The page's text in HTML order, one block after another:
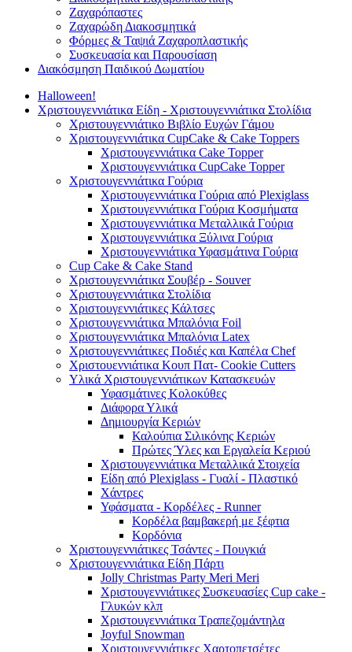
Ζαχαρόπαστες
Ζαχαρώδη Διακοσμητικά
Φόρμες & Ταψιά Ζαχαροπλαστικής
Συσκευασία και Παρουσίαση
Διακόσμηση Παιδικού Δωματίου
Halloween!
Χριστουγεννιάτικα Είδη - Χριστουγεννιάτικα Στολίδια
Χριστουγεννιάτικο Βιβλίο Ευχών Γάμου
Χριστουγεννιάτικα CupCake & Cake Toppers
Χριστουγεννιάτικα Cake Topper
Χριστουγεννιάτικα CupCake Topper
Χριστουγεννιάτικα Γούρια
Χριστουγεννιάτικα Γούρια από Plexiglass
Χριστουγεννιάτικα Γούρια Κοσμήματα
Χριστουγεννιάτικα Μεταλλικά Γούρια
Χριστουγεννιάτικα Ξύλινα Γούρια
Χριστουγεννιάτικα Υφασμάτινα Γούρια
Cup Cake & Cake Stand
Χριστουγεννιάτικα Σουβέρ - Souver
Χριστουγεννιάτικα Στολίδια
Χριστουγεννιάτικες Κάλτσες
Χριστουγεννιάτικα Μπαλόνια Foil
Χριστουγεννιάτικα Μπαλόνια Latex
Χριστουγεννιάτικες Ποδιές και Καπέλα Chef
Χριστουεννιάτικα Κουπ Πατ- Cookie Cutters
Υλικά Χριστουγεννιάτικων Κατασκευών
Υφασμάτινες Κολοκύθες
Διάφορα Υλικά
Δημιουργία Κεριών
Καλούπια Σιλικόνης Κεριών
Πρώτες Ύλες και Εργαλεία Κεριού
Χριστουγεννιάτικα Μεταλλικά Στοιχεία
Είδη από Plexiglass - Γυαλί - Πλαστικό
Χάντρες
Υφάσματα - Κορδέλες - Runner
Κορδέλα βαμβακερή με ξέφτια
Κορδόνια
Χριστουγεννιάτικες Τσάντες - Πουγκιά
Χριστουγεννιάτικα Είδη Πάρτι
Jolly Christmas Party Meri Meri
Χριστουγεννιάτικες Συσκευασίες Cup cake -
Γλυκών κλπ
Χριστουγεννιάτικα Τραπεζομάντηλα
Joyful Snowman
Χριστουγεννιάτικες Χαρτοπετσέτες